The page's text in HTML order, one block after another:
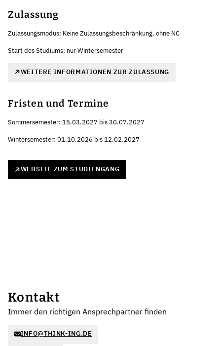
Zulassung
Zulassungsmodus: Keine Zulassungsbeschränkung, ohne NC
Start des Studiums: nur Wintersemester
WEITERE INFORMATIONEN ZUR ZULASSUNG
Fristen und Termine
Sommersemester: 15.03.2027 bis 30.07.2027
Wintersemester: 01.10.2026 bis 12.02.2027
WEBSITE ZUM STUDIENGANG
Kontakt
Immer den richtigen Ansprechpartner finden
INFO@THINK-ING.DE